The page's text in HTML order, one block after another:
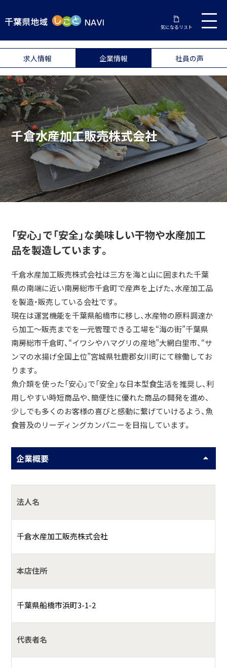
気になるリスト
求人情報 企業情報 社員の声
千倉水産加工販売株式会社
「安心」で「安全」な美味しい干物や水産加工
品を製造しています。
千倉水産加工販売株式会社は三方を海と山に囲まれた千葉
県の南端に近い南房総市千倉町で産声を上げた、水産加工品
を製造・販売している会社です。
現在は運営機能を千葉県船橋市に移し、水産物の原料調達か
ら加工～販売までを一元管理できる工場を“海の街”千葉県
南房総市千倉町、“イワシやハマグリの産地”大網白里市、“サ
ンマの水揚げ全国上位”宮城県牡鹿郡女川町にて稼働してお
ります。
魚介類を使った「安心」で「安全」な日本型食生活を推奨し、利
用しやすい時短商品や、簡便性に優れた商品の開発を進め、
少しでも多くのお客様の喜びと感動に繋げていけるよう、魚
食普及のリーディングカンパニーを目指しています。
企業概要
法人名
千倉水産加工販売株式会社
本店住所
千葉県船橋市浜町3-1-2
代表者名